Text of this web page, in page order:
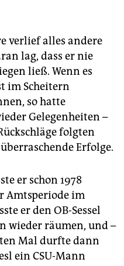
verlief alles andere
lag, dass er nie
ließ. Wenn es
im Scheitern
so hatte
Gelegenheiten –
folgten
Erfolge.
er schon 1978
Amtsperiode im
er den OB-Sessel
wieder räumen, und –
Mal durfte dann
ein CSU-Mann